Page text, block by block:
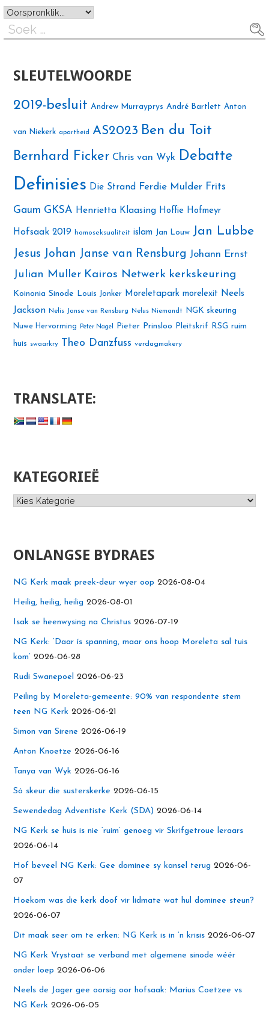
Soek
na:
SLEUTELWOORDE
2019-besluit Andrew Murrayprys André Bartlett Anton
van Niekerk apartheid AS2023 Ben du Toit
Bernhard Ficker Chris van Wyk Debatte
Definisies Die Strand Ferdie Mulder Frits
Gaum GKSA Henrietta Klaasing Hoffie Hofmeyr
Hofsaak 2019 homoseksualiteit islam Jan Louw Jan Lubbe
Jesus Johan Janse van Rensburg Johann Ernst
Julian Muller Kairos Netwerk kerkskeuring
Koinonia Sinode Louis Jonker Moreletapark morelexit Neels
Jackson Nelis Janse van Rensburg Nelus Niemandt
NGK skeuring
Nuwe Hervorming
Peter Nagel Pieter Prinsloo Pleitskrif RSG ruim
huis swaarkry Theo Danzfuss verdagmakery
TRANSLATE:
KATEGORIEË
Kategorieë
ONLANGSE BYDRAES
NG Kerk maak preek-deur wyer oop 2026-08-04
Heilig, heilig, heilig 2026-08-01
Isak se heenwysing na Christus 2026-07-19
NG Kerk: ‘Daar ís spanning, maar ons hoop Moreleta sal tuis
kom’ 2026-06-28
Rudi Swanepoel 2026-06-23
Peiling by Moreleta-gemeente: 90% van respondente stem
teen NG Kerk 2026-06-21
Simon van Sirene 2026-06-19
Anton Knoetze 2026-06-16
Tanya van Wyk 2026-06-16
Só skeur die susterskerke 2026-06-15
Sewendedag Adventiste Kerk (SDA) 2026-06-14
NG Kerk se huis is nie ‘ruim’ genoeg vir Skrifgetroue leraars
2026-06-14
Hof beveel NG Kerk: Gee dominee sy kansel terug 2026-06-
07
Hoekom was die kerk doof vir lidmate wat hul dominee steun?
2026-06-07
Dit maak seer om te erken: NG Kerk is in ’n krisis 2026-06-07
NG Kerk Vrystaat se verband met algemene sinode wéér
onder loep 2026-06-06
Neels de Jager gee oorsig oor hofsaak: Marius Coetzee vs
NG Kerk 2026-06-05